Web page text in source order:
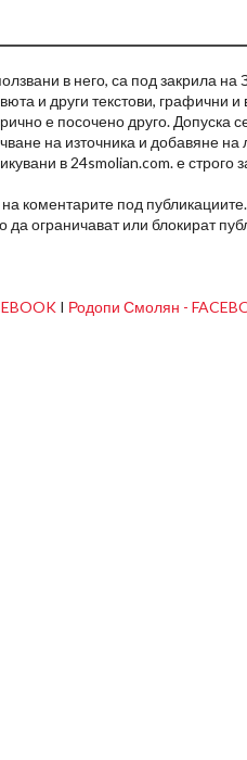
в него, са под закрила на
и други текстови, графични
е посочено друго. Допуска
на източника и добавяне на
в 24smolian.com. е
коментарите под публикациите.
ограничават или блокират
I Родопи Смолян -